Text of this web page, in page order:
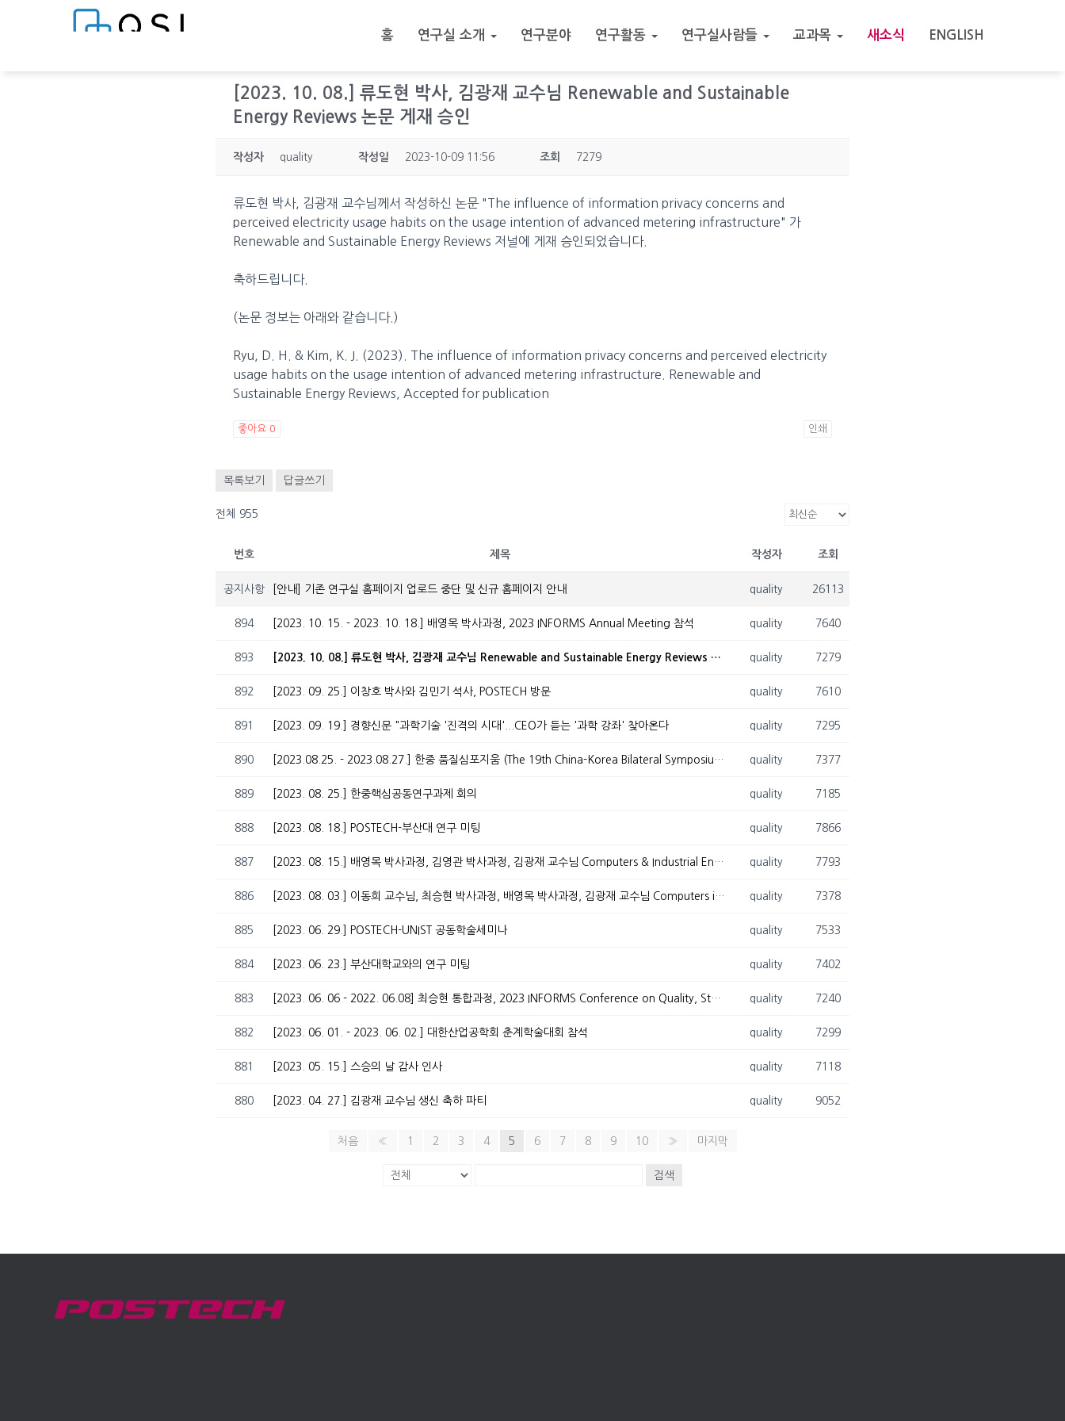
홈 연구실 소개 연구분야 연구활동 연구실사람들 교과목 새소식 ENGLISH
[2023. 10. 08.] 류도현 박사, 김광재 교수님 Renewable and Sustainable
Energy Reviews 논문 게재 승인
작성자 quality 작성일 2023-10-09 11:56 조회 7279
류도현 박사, 김광재 교수님께서 작성하신 논문 "The influence of information privacy concerns and
perceived electricity usage habits on the usage intention of advanced metering infrastructure" 가
Renewable and Sustainable Energy Reviews 저널에 게재 승인되었습니다.
축하드립니다.
(논문 정보는 아래와 같습니다.)
Ryu, D. H. & Kim, K. J. (2023). The influence of information privacy concerns and perceived electricity
usage habits on the usage intention of advanced metering infrastructure. Renewable and
Sustainable Energy Reviews, Accepted for publication
좋아요 0 인쇄
목록보기 답글쓰기
전체 955
번호 제목 작성자 조회
공지사항 [안내] 기존 연구실 홈페이지 업로드 중단 및 신규 홈페이지 안내 quality 26113
894 [2023. 10. 15. - 2023. 10. 18.] 배영목 박사과정, 2023 INFORMS Annual Meeting 참석 quality 7640
893 [2023. 10. 08.] 류도현 박사, 김광재 교수님 Renewable and Sustainable Energy Reviews 논문 게재 승인 quality 7279
892 [2023. 09. 25.] 이창호 박사와 김민기 석사, POSTECH 방문 quality 7610
891 [2023. 09. 19.] 경향신문 "과학기술 '진격의 시대'...CEO가 듣는 '과학 강좌' 찾아온다 quality 7295
890 [2023.08.25. - 2023.08.27.] 한중 품질심포지움 (The 19th China-Korea Bilateral Symposium on Quality) 참석 quality 7377
889 [2023. 08. 25.] 한중핵심공동연구과제 회의 quality 7185
888 [2023. 08. 18.] POSTECH-부산대 연구 미팅 quality 7866
887 [2023. 08. 15.] 배영목 박사과정, 김영관 박사과정, 김광재 교수님 Computers & Industrial Engineering 논문 게재 승인 quality 7793
886 [2023. 08. 03.] 이동희 교수님, 최승현 박사과정, 배영목 박사과정, 김광재 교수님 Computers in Industry 논문 게재 승인 quality 7378
885 [2023. 06. 29.] POSTECH-UNIST 공동학술세미나 quality 7533
884 [2023. 06. 23.] 부산대학교와의 연구 미팅 quality 7402
883 [2023. 06. 06 - 2022. 06.08] 최승현 통합과정, 2023 INFORMS Conference on Quality, Statistics, and Reliability(ICQSR) 참석 quality 7240
882 [2023. 06. 01. - 2023. 06. 02.] 대한산업공학회 춘계학술대회 참석 quality 7299
881 [2023. 05. 15.] 스승의 날 감사 인사 quality 7118
880 [2023. 04. 27.] 김광재 교수님 생신 축하 파티 quality 9052
처음 « 1 2 3 4 5 6 7 8 9 10 » 마지막
검색